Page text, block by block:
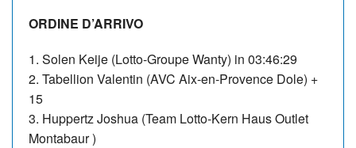
ORDINE D’ARRIVO
1. Solen Keije (Lotto-Groupe Wanty) in 03:46:29
2. Tabellion Valentin (AVC Aix-en-Provence Dole) +
15
3. Huppertz Joshua (Team Lotto-Kern Haus Outlet
Montabaur )